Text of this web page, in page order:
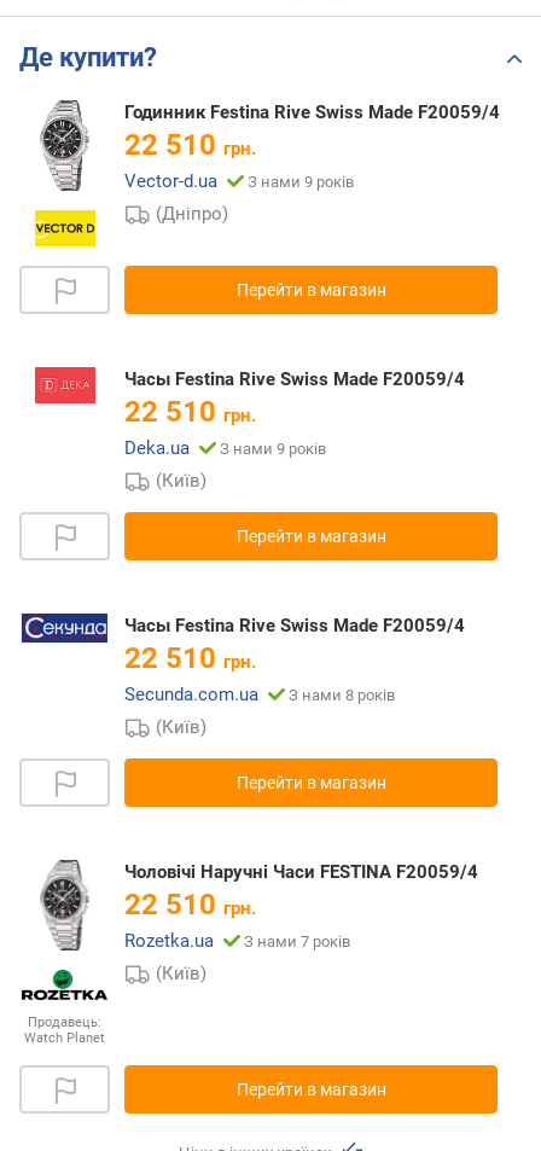
Де купити?
Годинник Festina Rive Swiss Made F20059/4
22 510 грн.
Vector-d.ua
З нами 9 років
(Дніпро)
Перейти в магазин
Часы Festina Rive Swiss Made F20059/4
22 510 грн.
Deka.ua
З нами 9 років
(Київ)
Перейти в магазин
Часы Festina Rive Swiss Made F20059/4
22 510 грн.
Secunda.com.ua
З нами 8 років
(Київ)
Перейти в магазин
Продавець:
Watch Planet
Чоловічі Наручні Часи FESTINA F20059/4
22 510 грн.
Rozetka.ua
З нами 7 років
(Київ)
Перейти в магазин